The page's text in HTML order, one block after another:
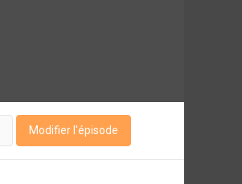
Modifier l'épisode